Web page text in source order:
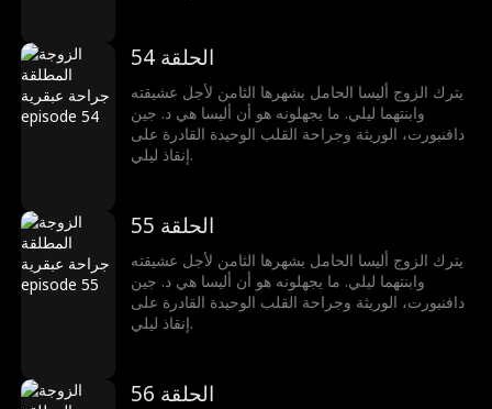
الحلقة 54
يترك الزوج أليسا الحامل بشهرها الثامن لأجل عشيقته
وابنتهما ليلي. ما يجهلونه هو أن أليسا هي د. جين
دافنبورت، الوريثة وجراحة القلب الوحيدة القادرة على
إنقاذ ليلي.
الحلقة 55
يترك الزوج أليسا الحامل بشهرها الثامن لأجل عشيقته
وابنتهما ليلي. ما يجهلونه هو أن أليسا هي د. جين
دافنبورت، الوريثة وجراحة القلب الوحيدة القادرة على
إنقاذ ليلي.
الحلقة 56